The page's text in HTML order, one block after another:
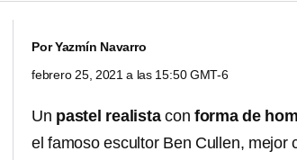
PorYazmín Navarro
febrero 25, 2021 a las 15:50 GMT-6
Un pastel realistacon forma de
el famoso escultor Ben Cullen, mejor